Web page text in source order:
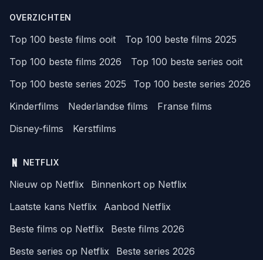
OVERZICHTEN
Top 100 beste films ooit
Top 100 beste films 2025
Top 100 beste films 2026
Top 100 beste series ooit
Top 100 beste series 2025
Top 100 beste series 2026
Kinderfilms
Nederlandse films
Franse films
Disney-films
Kerstfilms
NETFLIX
Nieuw op Netflix
Binnenkort op Netflix
Laatste kans Netflix
Aanbod Netflix
Beste films op Netflix
Beste films 2026
Beste series op Netflix
Beste series 2026